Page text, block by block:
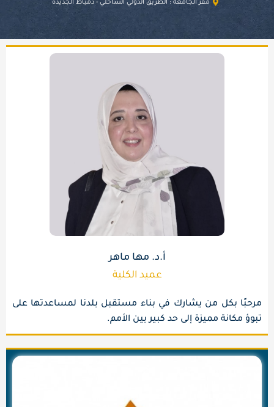
أ.د. مها ماهر
عميد الكلية
مرحبًا بكل من يشارك في بناء مستقبل بلدنا لمساعدتها على
تبوؤ مكانة مميزة إلى حد كبير بين الأمم.
مقر الجامعة : الطريق الدولي الساحلي - دمياط الجديدة